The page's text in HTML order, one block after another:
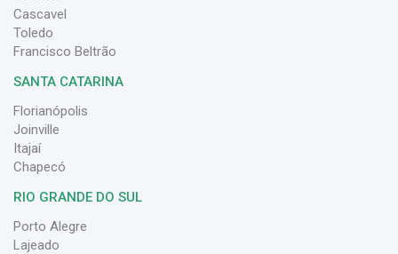
Cascavel
Toledo
Francisco Beltrão
SANTA CATARINA
Florianópolis
Joinville
Itajaí
Chapecó
RIO GRANDE DO SUL
Porto Alegre
Lajeado